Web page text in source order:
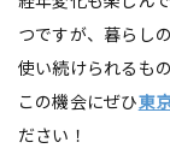
つですが、暮らし
使い続けられるも
この機会にぜひ東
ださい！